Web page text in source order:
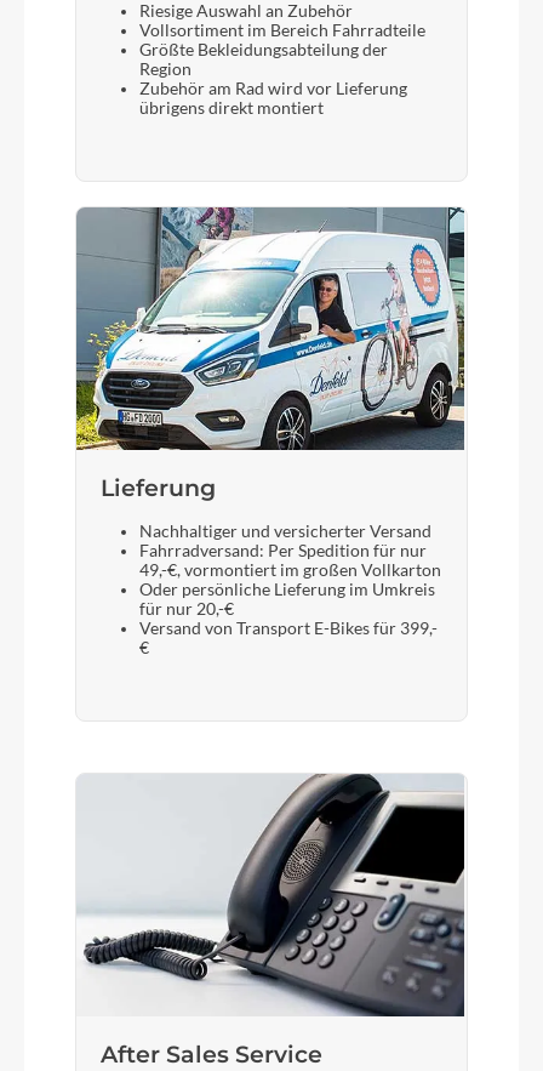
Riesige Auswahl an Zubehör
Vollsortiment im Bereich Fahrradteile
Größte Bekleidungsabteilung der
Region
Zubehör am Rad wird vor Lieferung
übrigens direkt montiert
Lieferung
Nachhaltiger und versicherter Versand
Fahrradversand: Per Spedition für nur
49,-€, vormontiert im großen Vollkarton
Oder persönliche Lieferung im Umkreis
für nur 20,-€
Versand von Transport E-Bikes für 399,-
€
After Sales Service